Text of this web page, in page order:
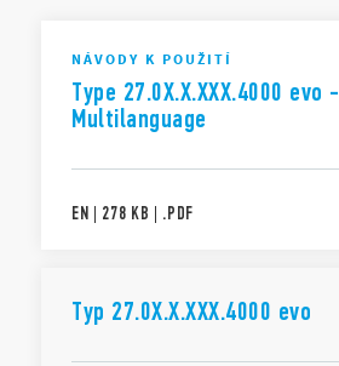
NÁVODY K POUŽITÍ
Type 27.0X.X.XXX.4000 evo -
Multilanguage
EN | 278 KB | .PDF
Typ 27.0X.X.XXX.4000 evo